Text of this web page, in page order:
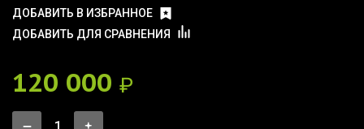
ДОБАВИТЬ В ИЗБРАННОЕ
ДОБАВИТЬ ДЛЯ СРАВНЕНИЯ
120 000 ₽